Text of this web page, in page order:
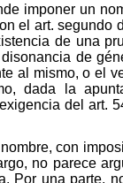
imponer un
el art. segundo
de una
de
al mismo, o el
dada la
del art.
con
no parece
Por una parte,